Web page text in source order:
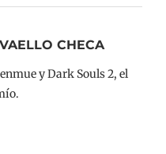
CHECA
y Dark Souls 2, el